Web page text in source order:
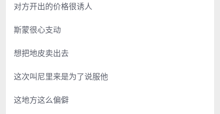
对方开出的价格很诱人
斯蒙很心支动
想把地皮卖出去
这次叫尼里来是为了说服他
这地方这么偏僻